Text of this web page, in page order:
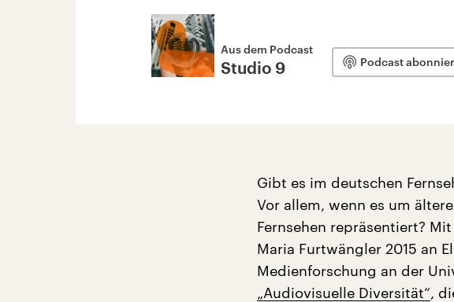
Aus dem Podcast
Studio 9 Podcast
Gibt es im deutschen
Vor allem, wenn es um
Fernsehen repräsentiert?
Maria Furtwängler 2015 an
Medienforschung an der
„Audiovisuelle Diversität“,